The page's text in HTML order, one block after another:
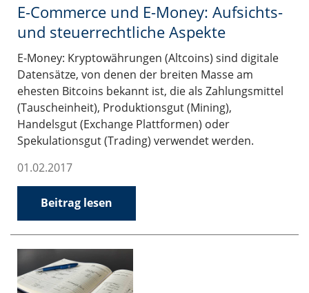
E-Commerce und E-Money: Aufsichts-
und steuerrechtliche Aspekte
E-Money: Kryptowährungen (Altcoins) sind digitale
Datensätze, von denen der breiten Masse am
ehesten Bitcoins bekannt ist, die als Zahlungsmittel
(Tauscheinheit), Produktionsgut (Mining),
Handelsgut (Exchange Plattformen) oder
Spekulationsgut (Trading) verwendet werden.
01.02.2017
Beitrag lesen